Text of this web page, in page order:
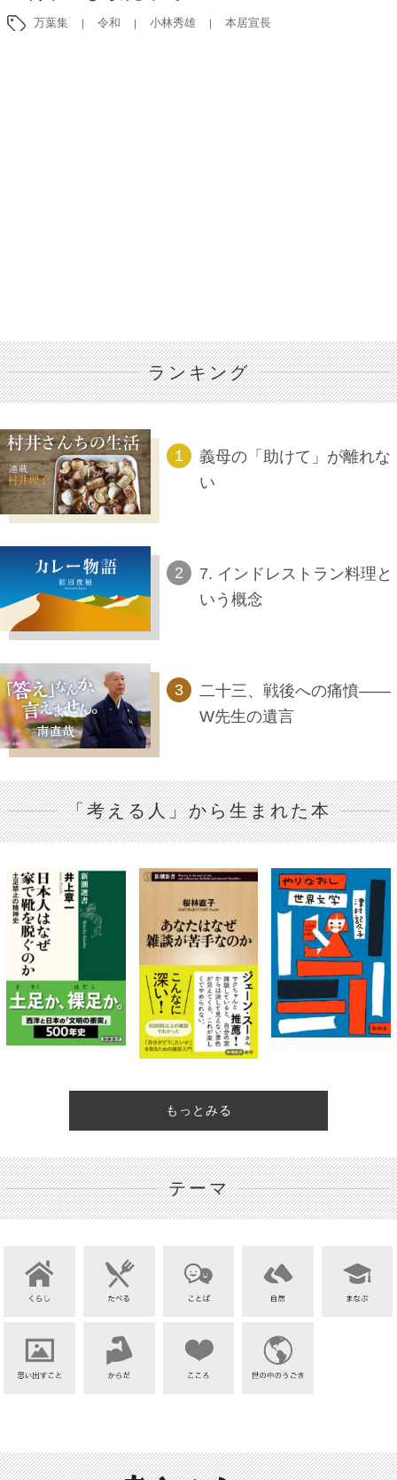
万葉集 令和 小林秀雄 本居宣長
ランキング
義母の「助けて」が離れな
い
7. インドレストラン料理と
いう概念
二十三、戦後への痛憤――
W先生の遺言
「考える人」から生まれた本
もっとみる
テーマ